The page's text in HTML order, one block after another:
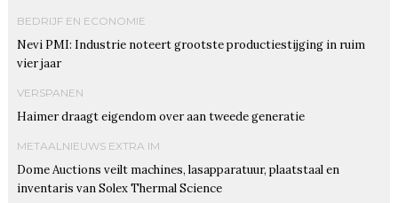
BEDRIJF EN ECONOMIE
Nevi PMI: Industrie noteert grootste productiestijging in ruim
vier jaar
VERSPANEN
Haimer draagt eigendom over aan tweede generatie
METAALNIEUWS EXTRA IM
Dome Auctions veilt machines, lasapparatuur, plaatstaal en
inventaris van Solex Thermal Science